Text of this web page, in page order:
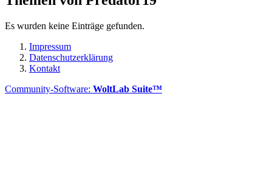
Es wurden keine Einträge gefunden.
Impressum
Datenschutzerklärung
Kontakt
Community-Software: WoltLab Suite™